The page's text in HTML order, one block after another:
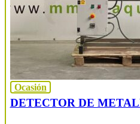
Ocasión
DETECTOR DE